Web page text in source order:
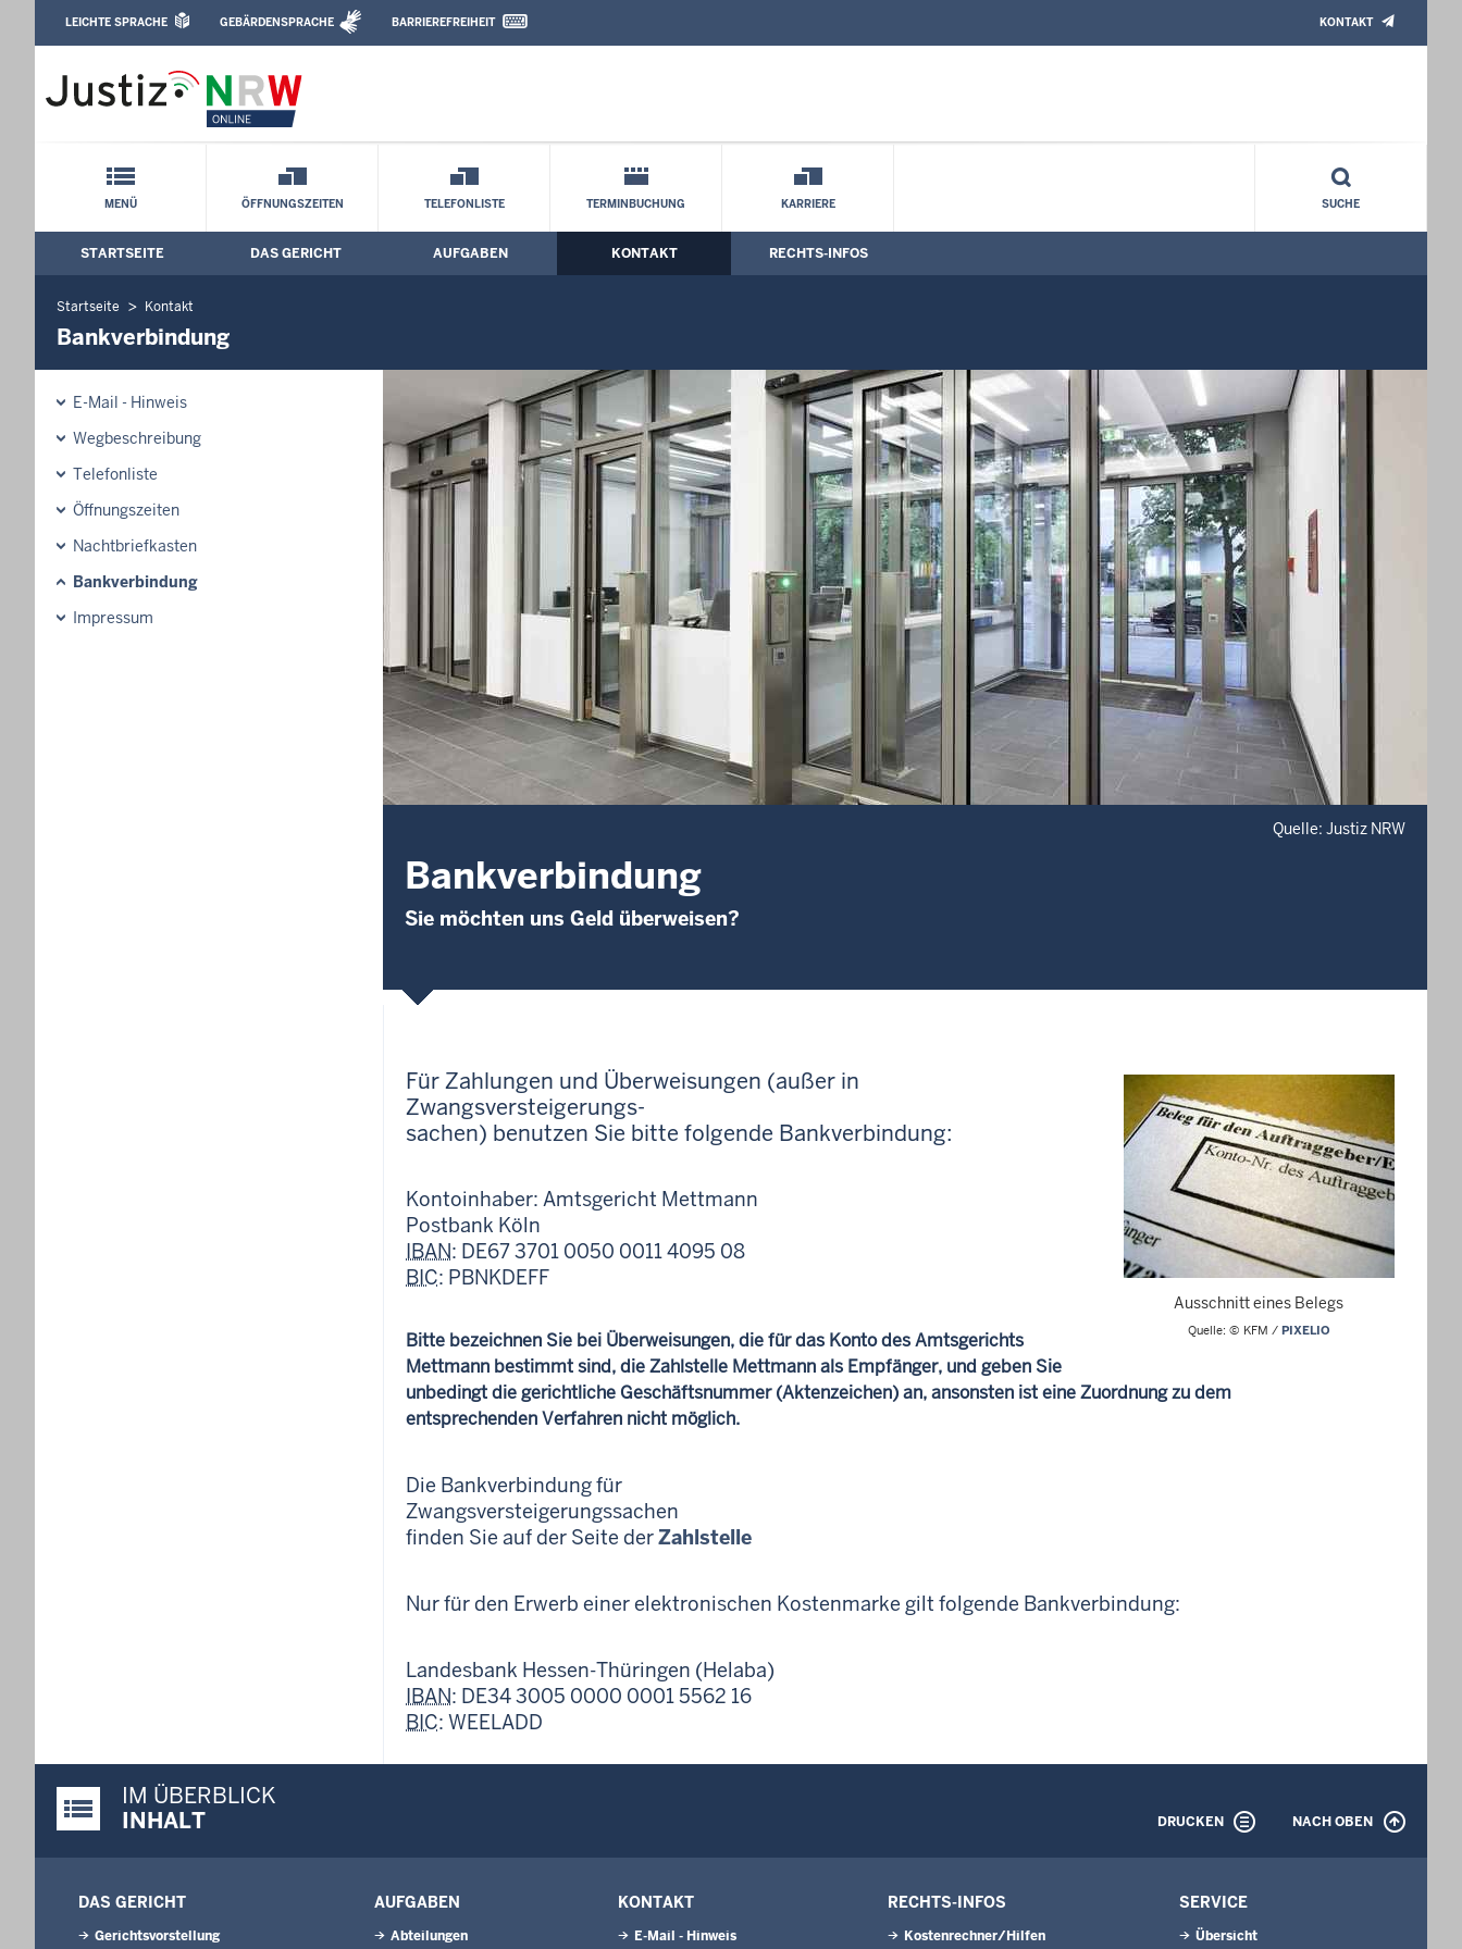
Amtsgericht Mettmann: Bankverbindung
Leichte Sprache, Gebärdensprachenvideo und Kontaktformular
LEICHTE SPRACHE GEBÄRDENSPRACHE BARRIEREFREIHEIT KONTAKT
Schnellnavigation mit Volltext-Suche
MENÜ ÖFFNUNGSZEITEN TELEFONLISTE TERMINBUCHUNG KARRIERE SUCHE
Hauptmenü: Hauptnavigation
STARTSEITE DAS GERICHT AUFGABEN KONTAKT RECHTS-INFOS
Startseite Kontakt
Bankverbindung
E-Mail - Hinweis
Wegbeschreibung
Telefonliste
Öffnungszeiten
Nachtbriefkasten
Bankverbindung
Impressum
Quelle: Justiz NRW
Bankverbindung
Sie möchten uns Geld überweisen?
Ausschnitt eines Belegs
Quelle: © KFM / PIXELIO
Für Zahlungen und Überweisungen (außer in
Zwangsversteigerungs-
sachen) benutzen Sie bitte folgende Bankverbindung:
Kontoinhaber: Amtsgericht Mettmann
Postbank Köln
IBAN: DE67 3701 0050 0011 4095 08
BIC: PBNKDEFF
Bitte bezeichnen Sie bei Überweisungen, die für das Konto des Amtsgerichts
Mettmann bestimmt sind, die Zahlstelle Mettmann als Empfänger, und geben Sie
unbedingt die gerichtliche Geschäftsnummer (Aktenzeichen) an, ansonsten ist eine Zuordnung zu dem
entsprechenden Verfahren nicht möglich.
Die Bankverbindung für
Zwangsversteigerungssachen
finden Sie auf der Seite derZahlstelle
Nur für den Erwerb einer elektronischen Kostenmarke gilt folgende Bankverbindung:
Landesbank Hessen-Thüringen (Helaba)
IBAN: DE34 3005 0000 0001 5562 16
BIC: WEELADD
Justiz-Portal im Überblick:
IM ÜBERBLICK
INHALT
DRUCKEN NACH OBEN
DAS GERICHT
Gerichtsvorstellung
AUFGABEN
Abteilungen
KONTAKT
E-Mail - Hinweis
RECHTS-INFOS
Kostenrechner/Hilfen
SERVICE
Übersicht